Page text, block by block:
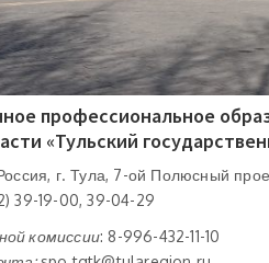
профессиональное
«Тульский
г. Тула, 7-ой Полюсный
39-19-00, 39-04-29
комиссии: 8-996-432-11-10